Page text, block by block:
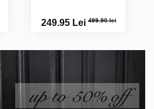
249.95 Lei499.90 lei